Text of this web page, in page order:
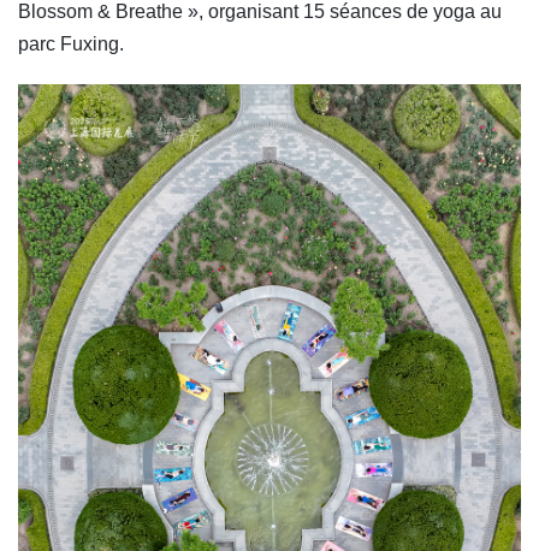
Blossom & Breathe », organisant 15 séances de yoga au
parc Fuxing.